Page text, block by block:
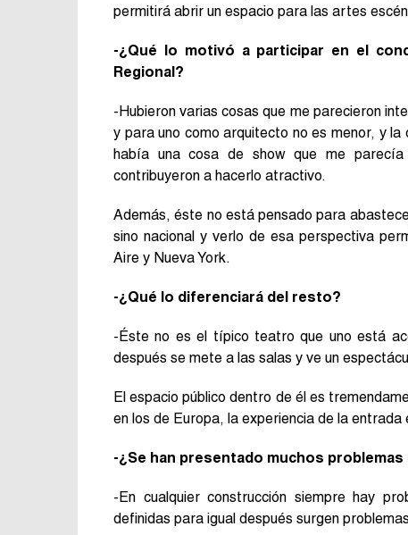
permitirá abrir un espacio para las artes
-¿Qué lo motivó a participar en el
Regional?
-Hubieron varias cosas que me parecieron
y para uno como arquitecto no es menor, y
había una cosa de show que me
contribuyeron a hacerlo atractivo.
Además, éste no está pensado para
sino nacional y verlo de esa perspectiva
Aire y Nueva York.
-¿Qué lo diferenciará del resto?
-Éste no es el típico teatro que uno está
después se mete a las salas y ve un
El espacio público dentro de él es
en los de Europa, la experiencia de la
-¿Se han presentado muchos
-En cualquier construcción siempre hay
definidas para igual después surgen